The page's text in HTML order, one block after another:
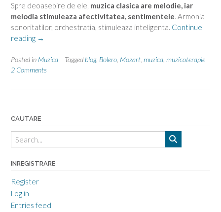
Spre deoasebire de ele, muzica clasica are melodie, iar
melodia stimuleaza afectivitatea, sentimentele . Armonia
sonoritatilor, orchestratia, stimuleaza inteligenta. Continue
reading
“Efectul
efectul
muzicii”
→
Posted in Muzica Tagged blog, Bolero Mozart muzica muzicoterapie
2 Comments
CAUTARE
INREGISTRARE
Register
Log in
Entries feed